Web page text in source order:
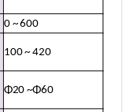
0 ~ 600
100 ~ 420
Φ20 ~Φ60